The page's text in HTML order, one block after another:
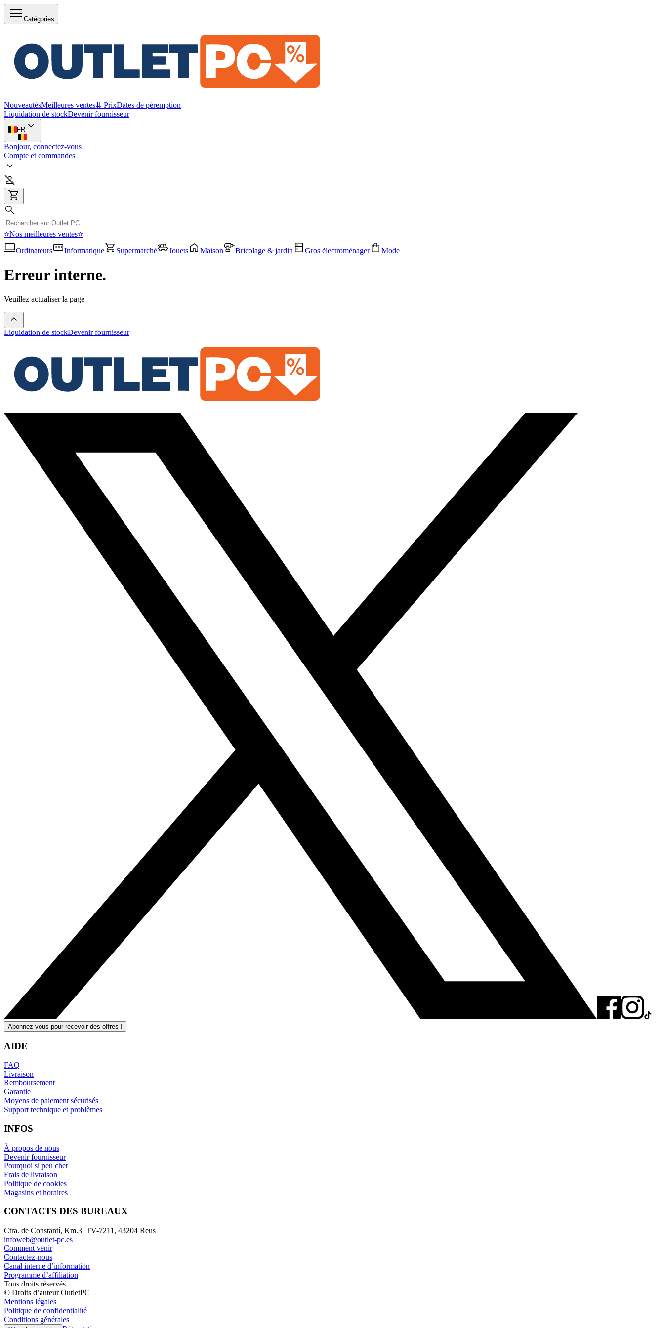
Catégories
NouveautésMeilleures ventes⇊ PrixDates de péremption
Liquidation de stockDevenir fournisseur
FR
Bonjour, connectez-vous
Compte et commandes
⭐Nos meilleures ventes⭐
Ordinateurs
Informatique Supermarché Jouets Maison Bricolage & jardin Gros électroménager Mode
Erreur interne.
Veuillez actualiser la page
Liquidation de stockDevenir fournisseur
Abonnez-vous pour recevoir des offres !
AIDE
FAQ
Livraison
Remboursement
Garantie
Moyens de paiement sécurisés
Support technique et problèmes
INFOS
À propos de nous
Devenir fournisseur
Pourquoi si peu cher
Frais de livraison
Politique de cookies
Magasins et horaires
CONTACTS DES BUREAUX
Ctra. de Constantí, Km.3, TV-7211, 43204 Reus
infoweb@outlet-pc.es
Comment venir
Contactez-nous
Canal interne d’information
Programme d’affiliation
Tous droits réservés
© Droits d’auteur OutletPC
Mentions légales
Politique de confidentialité
Conditions générales